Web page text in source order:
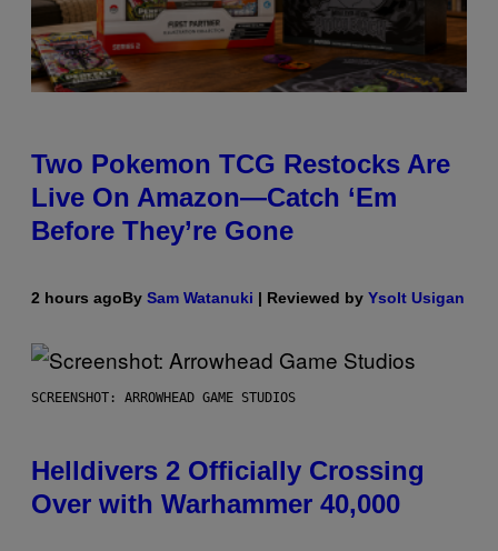
Two Pokemon TCG Restocks Are
Live On Amazon—Catch ‘Em
Before They’re Gone
2 hours agoBy Sam Watanuki | Reviewed by Ysolt Usigan
SCREENSHOT: ARROWHEAD GAME STUDIOS
Helldivers 2 Officially Crossing
Over with Warhammer 40,000